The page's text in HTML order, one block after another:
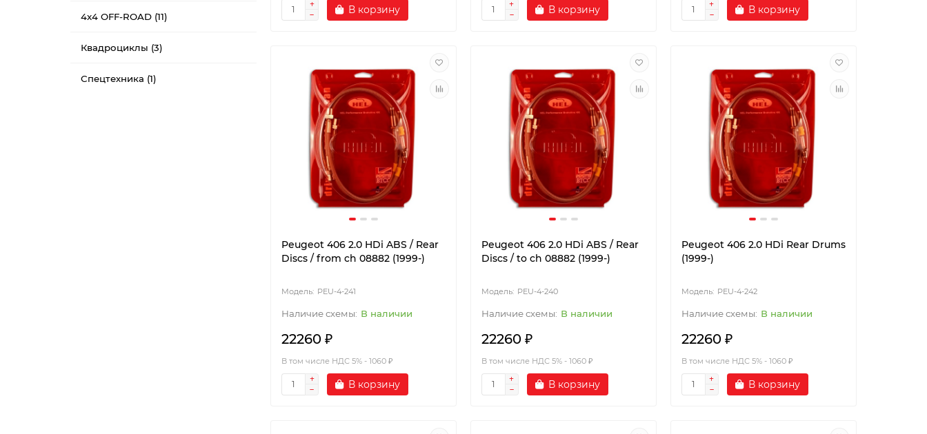
4x4 OFF-ROAD (11)
Квадроциклы (3)
Спецтехника (1)
В корзину В корзину В корзину
Peugeot 406 2.0 HDi ABS / Rear
Discs / from ch 08882 (1999-)
PEU-4-241
В наличии
22260 ₽
В том числе НДС 5% - 1060 ₽
В корзину
Peugeot 406 2.0 HDi ABS / Rear
Discs / to ch 08882 (1999-)
PEU-4-240
В наличии
22260 ₽
В том числе НДС 5% - 1060 ₽
В корзину
Peugeot 406 2.0 HDi Rear Drums
(1999-)
PEU-4-242
В наличии
22260 ₽
В том числе НДС 5% - 1060 ₽
В корзину